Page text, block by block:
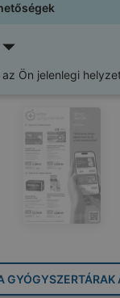
Ön jelenlegi
GYÓGYSZERTÁRAK